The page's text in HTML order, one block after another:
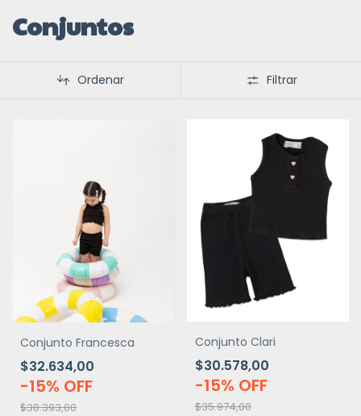
Conjuntos
Ordenar Filtrar
Conjunto Francesca
$32.634,00
-15% OFF
$38.393,00
Conjunto Clari
$30.578,00
-15% OFF
$35.974,00